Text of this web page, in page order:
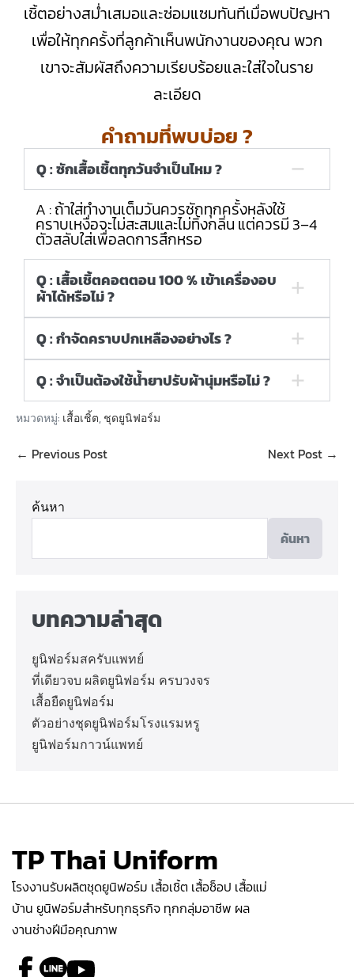
เชิ้ตอย่างสม่ำเสมอและซ่อมแซมทันทีเมื่อพบปัญหา
เพื่อให้ทุกครั้งที่ลูกค้าเห็นพนักงานของคุณ พวก
เขาจะสัมผัสถึงความเรียบร้อยและใส่ใจในราย
ละเอียด
คำถามที่พบบ่อย ?
Q : ซักเสื้อเชิ้ตทุกวันจำเป็นไหม ?
A : ถ้าใส่ทำงานเต็มวันควรซักทุกครั้งหลังใช้
คราบเหงื่อจะไม่สะสมและไม่ทิ้งกลิ่น แต่ควรมี 3–4
ตัวสลับใส่เพื่อลดการสึกหรอ
Q : เสื้อเชิ้ตคอตตอน 100 % เข้าเครื่องอบ
ผ้าได้หรือไม่ ?
Q : กำจัดคราบปกเหลืองอย่างไร ?
Q : จำเป็นต้องใช้น้ำยาปรับผ้านุ่มหรือไม่ ?
หมวดหมู่: เสื้อเชิ้ต,ชุดยูนิฟอร์ม
← Previous Post Next Post →
ค้นหา
ค้นหา
บทความล่าสุด
ยูนิฟอร์มสครับแพทย์
ที่เดียวจบ ผลิตยูนิฟอร์ม ครบวงจร
เสื้อยืดยูนิฟอร์ม
ตัวอย่างชุดยูนิฟอร์มโรงแรมหรู
ยูนิฟอร์มกาวน์แพทย์
TP Thai Uniform
โรงงานรับผลิตชุดยูนิฟอร์ม เสื้อเชิ้ต เสื้อช็อป เสื้อแม่
บ้าน ยูนิฟอร์มสำหรับทุกธุรกิจ ทุกกลุ่มอาชีพ ผล
งานช่างฝีมือคุณภาพ